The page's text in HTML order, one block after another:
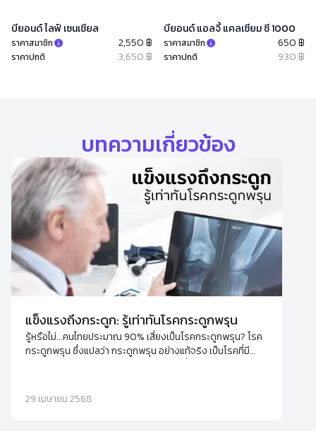
บียอนด์ ไลฟ์ เซนเชียล
ราคาสมาชิก 2,550 ฿
ราคาปกติ 3,650 ฿
บียอนด์ แอลจี้ แคลเซียม ซี 1000
ราคาสมาชิก 650 ฿
ราคาปกติ 930 ฿
บทความเกี่ยวข้อง
แข็งแรงถึงกระดูก: รู้เท่าทันโรคกระดูกพรุน
รู้หรือไม่...คนไทยประมาณ 90% เสี่ยงเป็นโรคกระดูกพรุน? โรค
กระดูกพรุน ซึ่งแปลว่า กระดูกพรุน อย่างแท้จริง เป็นโรคที่มี
29 เมษายน 2568